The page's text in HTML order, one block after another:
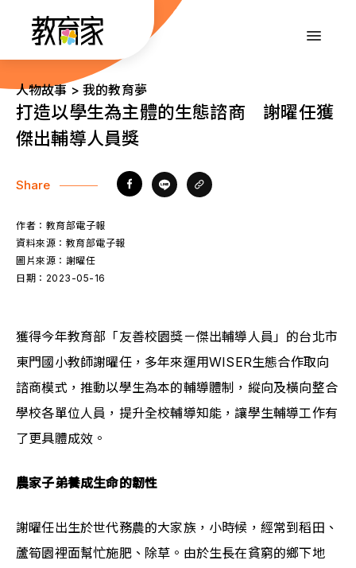
內
::: 人物故事 > 我的教育夢
打造以學生為主體的生態諮商 謝曜任獲
傑出輔導人員獎
Share
作者： 教育部電子報
資料來源： 教育部電子報
圖片來源： 謝曜任
日期： 2023-05-16
獲得今年教育部「友善校園獎－傑出輔導人員」的台北市
東門國小教師謝曜任，多年來運用WISER生態合作取向
諮商模式，推動以學生為本的輔導體制，縱向及橫向整合
學校各單位人員，提升全校輔導知能，讓學生輔導工作有
了更具體成效。
農家子弟養成生命的韌性
謝曜任出生於世代務農的大家族，小時候，經常到稻田、
蘆筍園裡面幫忙施肥、除草。由於生長在貧窮的鄉下地